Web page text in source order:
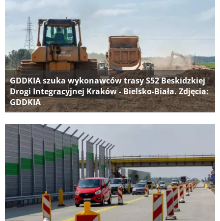
GDDKIA szuka wykonawców trasy S52 Beskidzkiej
Drogi Integracyjnej Kraków - Bielsko-Biała. Zdjęcia:
GDDKIA